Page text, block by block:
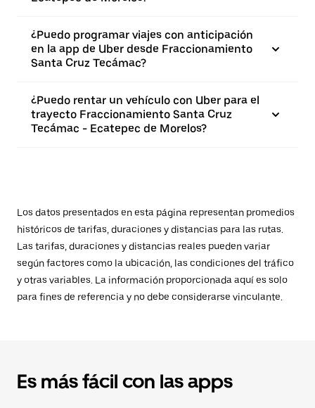
¿Puedo programar viajes con anticipación
en la app de Uber desde Fraccionamiento
Santa Cruz Tecámac?
¿Puedo rentar un vehículo con Uber para el
trayecto Fraccionamiento Santa Cruz
Tecámac - Ecatepec de Morelos?
Los datos presentados en esta página representan promedios
históricos de tarifas, duraciones y distancias para las rutas.
Las tarifas, duraciones y distancias reales pueden variar
según factores como la ubicación, las condiciones del tráfico
y otras variables. La información proporcionada aquí es solo
para fines de referencia y no debe considerarse vinculante.
Es más fácil con las apps